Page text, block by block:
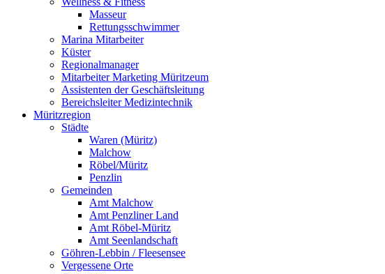
Masseur
Rettungsschwimmer
Marina Mitarbeiter
Küster
Regionalmanager
Mitarbeiter Marketing Müritzeum
Assistenten der Geschäftsleitung
Bereichsleiter Medizintechnik
Müritzregion
Städte
Waren (Müritz)
Malchow
Röbel/Müritz
Penzlin
Gemeinden
Amt Malchow
Amt Penzliner Land
Amt Röbel-Müritz
Amt Seenlandschaft
Göhren-Lebbin / Fleesensee
Vergessene Orte